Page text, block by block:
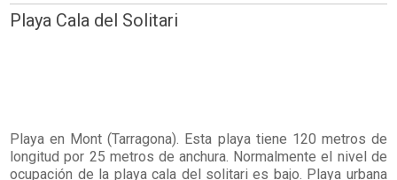
Playa Cala del Solitari
Playa en Mont (Tarragona). Esta playa tiene 120 metros de
longitud por 25 metros de anchura. Normalmente el nivel de
ocupación de la playa cala del solitari es bajo. Playa urbana